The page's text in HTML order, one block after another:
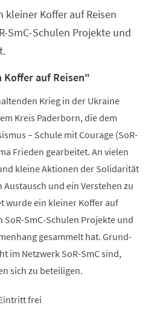
kleiner Koffer auf Reisen
SmC-Schulen Projekte und
auf Reisen"
Krieg in der Ukraine
Kreis Paderborn, die dem
– Schule mit Courage (SoR-
Frieden gearbeitet. An vielen
kleine Aktionen der Solidarität
und ein Verstehen zu
wurde ein kleiner Koffer auf
SoR-SmC-Schulen Projekte und
gesammelt hat. Grund-
im Netzwerk SoR-SmC sind,
sich zu beteiligen.
frei